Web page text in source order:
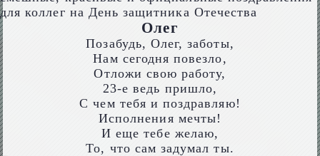
Олег
Позабудь, Олег, заботы,
Нам сегодня повезло,
Отложи свою работу,
23-е ведь пришло,
С чем тебя и поздравляю!
Исполнения мечты!
И еще тебе желаю,
То, что сам задумал ты.